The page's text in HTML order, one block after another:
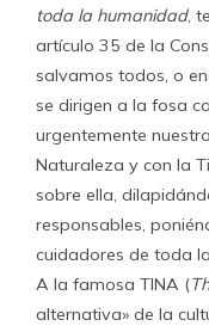
toda la humanidad,
artículo 35 de la
salvamos todos, o
se dirigen a la fosa
urgentemente
Naturaleza y con la
sobre ella,
responsables,
cuidadores de toda
A la famosa TINA (
alternativa» de la